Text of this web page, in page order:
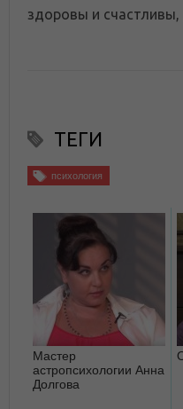
здоровы и счастливы,
ТЕГИ
психология
Мастер
астропсихологии Анна
Долгова